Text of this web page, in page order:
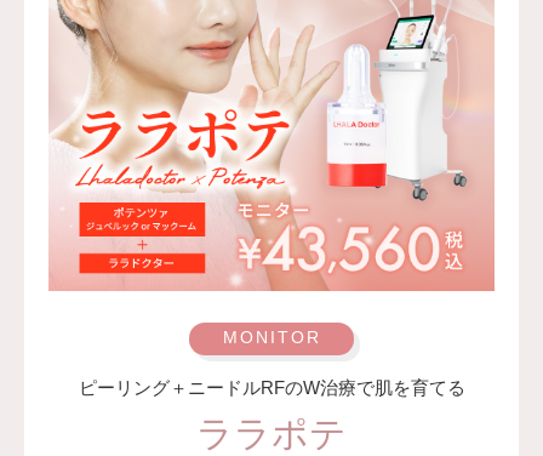
1〜2週間ほどお控えください。注入箇所によっては稀に眼
瞼下垂など、ボトックスの効果に伴う副作用が生じる場合
もございます。ボトックス注入後は、男性は3ヶ月、女性
は2ヶ月避妊して頂くようお願いいたします。
費用：アラガン社製 21,800円(税込)～32,800円(税込)
韓国製ボツリヌストキシン注射 5,500円(税込)〜10,800円
(税込)
オプション：表面麻酔 3,300円(税込)笑気麻酔 3,300円(税
監修医：A CLINIC 統括院長 医師 山田 哲雄
ピーリング＋ニードルRFのW治療で肌を育てる
ララポテ